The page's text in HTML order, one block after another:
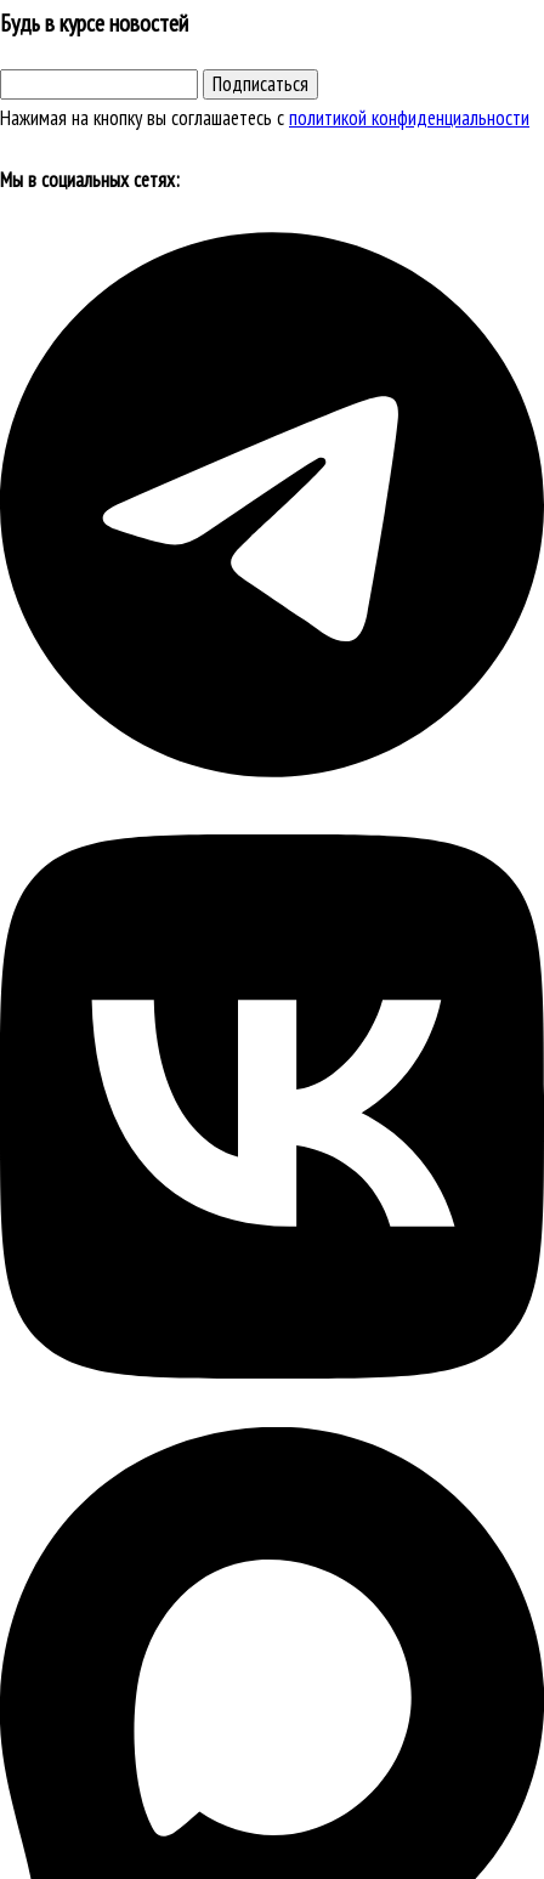
Будь в курсе новостей
Подписаться
Нажимая на кнопку вы соглашаетесь сполитикой конфиденциальности
Мы в социальных сетях: